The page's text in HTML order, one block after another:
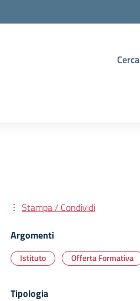
Cerca
Stampa / Condividi
Argomenti
Istituto Offerta Formativa
Tipologia